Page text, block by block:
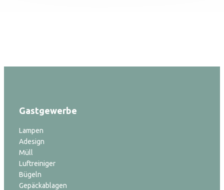
Gastgewerbe
Lampen
Adesign
Müll
Luftreiniger
Bügeln
Gepäckablagen